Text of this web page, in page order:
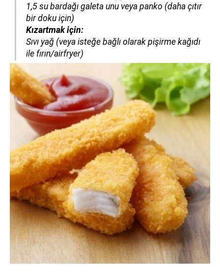
1,5 su bardağı galeta unu veya panko (daha çıtır
bir doku için)
Kızartmak için:
Sıvı yağ (veya isteğe bağlı olarak pişirme kağıdı
ile fırın/airfryer)